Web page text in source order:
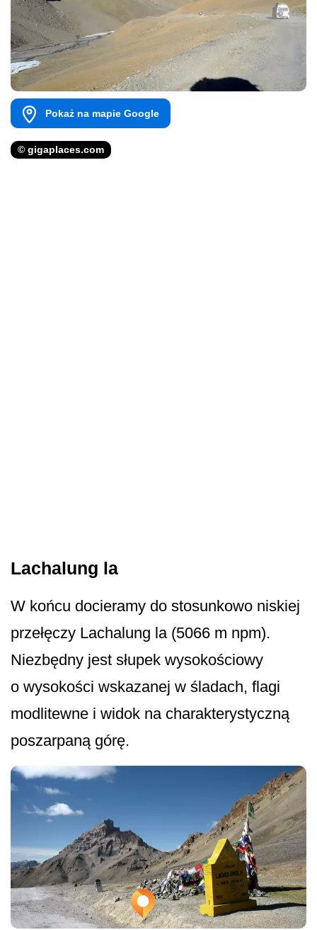
Pokaż na mapie Google
© gigaplaces.com
Lachalung la
W końcu docieramy do stosunkowo niskiej
przełęczy Lachalung la (5066 m npm).
Niezbędny jest słupek wysokościowy
o wysokości wskazanej w śladach, flagi
modlitewne i widok na charakterystyczną
poszarpaną górę.